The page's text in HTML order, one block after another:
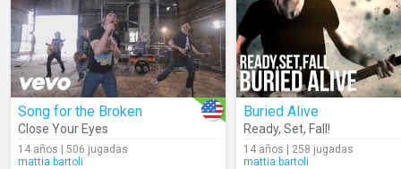
Song for the Broken
Close Your Eyes
14 años | 506 jugadas
mattia.bartoli
Buried Alive
Ready, Set, Fall!
14 años | 258 jugadas
mattia.bartoli